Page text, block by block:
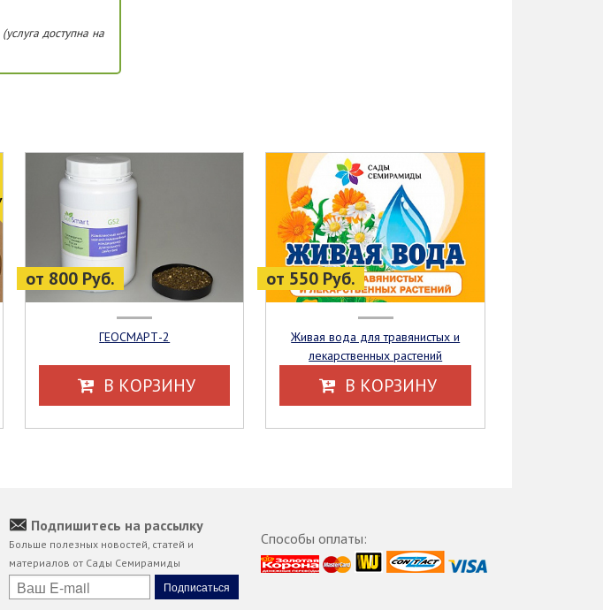
(услуга доступна на
от 800 Руб.
ГЕОСМАРТ-2
В КОРЗИНУ
от 550 Руб.
Живая вода для травянистых и
лекарственных растений
В КОРЗИНУ
Подпишитесь на рассылку
Больше полезных новостей, статей и
материалов от Сады Семирамиды
Способы оплаты: